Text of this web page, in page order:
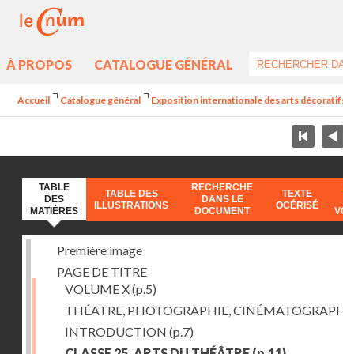
À PROPOS CATALOGUE GÉNÉRAL
Accueil Catalogue général Exposition internationale des arts
TABLE
DES
MATIÈRES
TABLE DES
ILLUSTRATIONS
RECHERCHE
DANS LE
DOCUMENT
TEXTE
OCÉRISÉ
Première image
PAGE DE TITRE
VOLUME X(p.5)
THÉATRE, PHOTOGRAPHIE,
INTRODUCTION (p.7)